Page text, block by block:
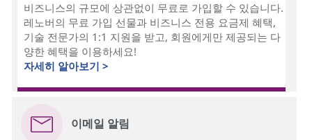
비즈니스의 규모에 상관없이 무료로 가입할 수 있습니다.
레노버의 무료 가입 선물과 비즈니스 전용 요금제 혜택,
기술 전문가의 1:1 지원을 받고, 회원에게만 제공되는 다
양한 혜택을 이용하세요!
자세히 알아보기 >
이메일 알림